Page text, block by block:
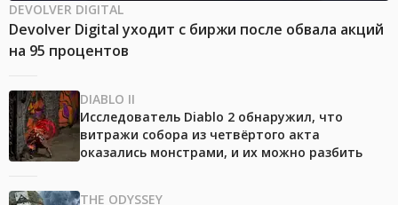
DEVOLVER DIGITAL
Devolver Digital уходит с биржи после обвала акций
на 95 процентов
DIABLO II
Исследователь Diablo 2 обнаружил, что
витражи собора из четвёртого акта
оказались монстрами, и их можно разбить
THE ODYSSEY